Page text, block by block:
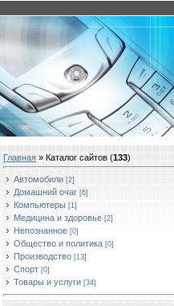
Главная » Каталог сайтов (133)
Автомобили [2]
Домашний очаг [6]
Компьютеры [1]
Медицина и здоровье [2]
Непознанное [0]
Общество и политика [0]
Производство [13]
Спорт [0]
Товары и услуги [34]